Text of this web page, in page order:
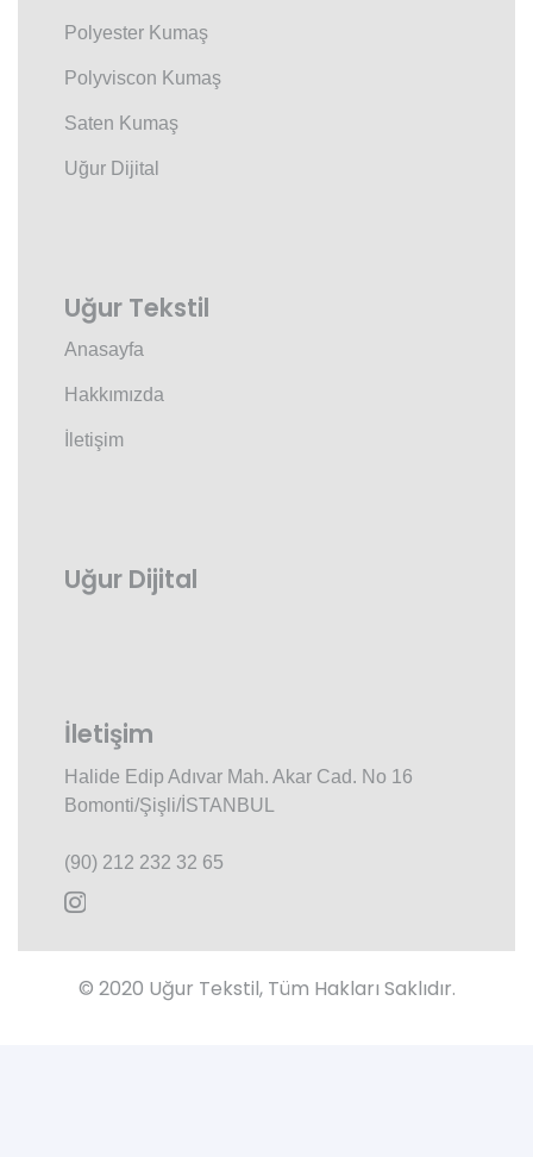
Polyester Kumaş
Polyviscon Kumaş
Saten Kumaş
Uğur Dijital
Uğur Tekstil
Anasayfa
Hakkımızda
İletişim
Uğur Dijital
İletişim
Halide Edip Adıvar Mah. Akar Cad. No 16
Bomonti/Şişli/İSTANBUL
(90) 212 232 32 65
© 2020 Uğur Tekstil, Tüm Hakları Saklıdır.